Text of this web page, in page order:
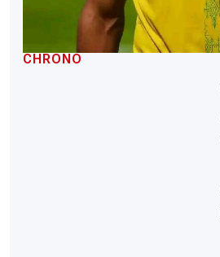
CHRONO